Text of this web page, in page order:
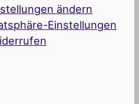
ändern
Einstellungen